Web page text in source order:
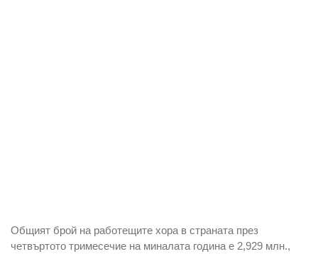
Общият брой на работещите хора в страната през
четвъртото тримесечие на миналата година е 2,929 млн.,